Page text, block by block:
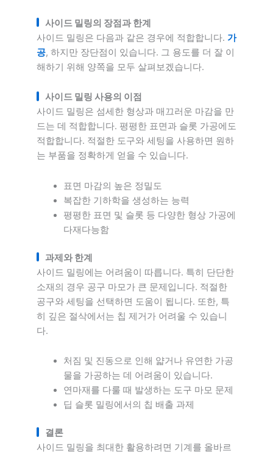
사이드 밀링의 장점과 한계
사이드 밀링은 다음과 같은 경우에 적합합니다. 가
공, 하지만 장단점이 있습니다. 그 용도를 더 잘 이
해하기 위해 양쪽을 모두 살펴보겠습니다.
사이드 밀링 사용의 이점
사이드 밀링은 섬세한 형상과 매끄러운 마감을 만
드는 데 적합합니다. 평평한 표면과 슬롯 가공에도
적합합니다. 적절한 도구와 세팅을 사용하면 원하
는 부품을 정확하게 얻을 수 있습니다.
표면 마감의 높은 정밀도
복잡한 기하학을 생성하는 능력
평평한 표면 및 슬롯 등 다양한 형상 가공에
다재다능함
과제와 한계
사이드 밀링에는 어려움이 따릅니다. 특히 단단한
소재의 경우 공구 마모가 큰 문제입니다. 적절한
공구와 세팅을 선택하면 도움이 됩니다. 또한, 특
히 깊은 절삭에서는 칩 제거가 어려울 수 있습니
다.
처짐 및 진동으로 인해 얇거나 유연한 가공
물을 가공하는 데 어려움이 있습니다.
연마재를 다룰 때 발생하는 도구 마모 문제
딥 슬롯 밀링에서의 칩 배출 과제
결론
사이드 밀링을 최대한 활용하려면 기계를 올바르